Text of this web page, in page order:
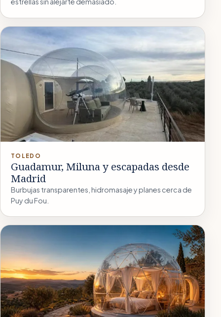
TOLEDO
Guadamur, Miluna y escapadas desde
Madrid
Burbujas transparentes, hidromasaje y planes cerca de
Puy du Fou.